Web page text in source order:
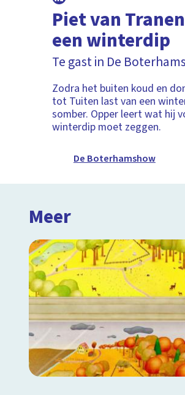
Piet van
een winterdip
Te gast in De
Zodra het buiten koud en
tot Tuiten last van een
somber. Opper leert wat hij
winterdip moet zeggen.
De Boterhamshow
Meer